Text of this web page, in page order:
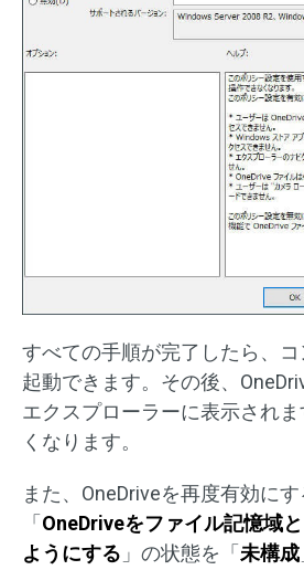
すべての手順が完了したら、
起動できます。その後、
エクスプローラーに表示され
くなります。
また、OneDriveを再度有効にす
「 OneDriveをファイル記憶域
ようにする 」の状態を「 未構成